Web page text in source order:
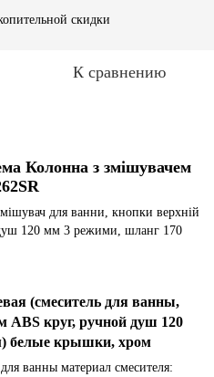
скидки
К сравнению
Колонна з змішувачем
для ванни, кнопки верхній
120 мм 3 режими, шланг 170
(смеситель для ванны,
ABS круг, ручной душ 120
белые крышки, хром
ванны материал смесителя: